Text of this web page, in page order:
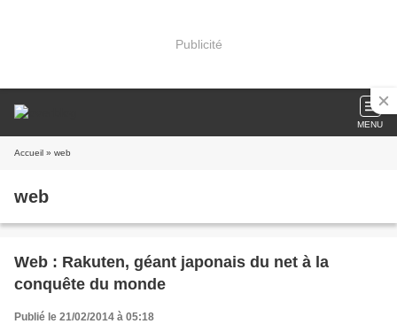
Publicité
MENU
Accueil » web
web
Web : Rakuten, géant japonais du net à la
conquête du monde
Publié le 21/02/2014 à 05:18